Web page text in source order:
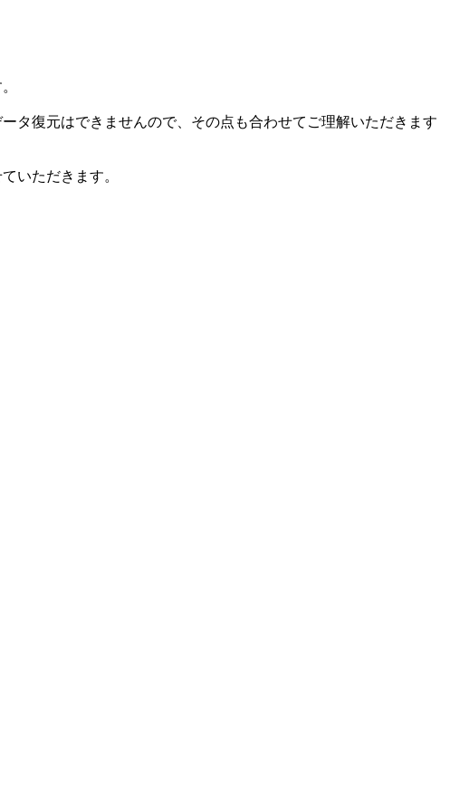
タ復元はできませんので、その点も合わせてご理解いただきます
いただきます。